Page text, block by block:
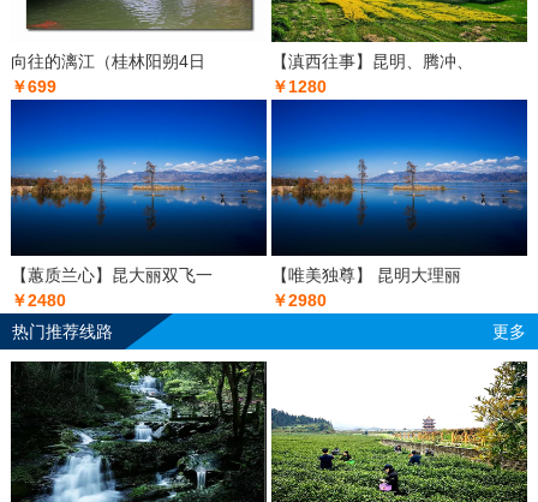
向往的漓江（桂林阳朔4日
￥699
【滇西往事】昆明、腾冲、
￥1280
【蕙质兰心】昆大丽双飞一
￥2480
【唯美独尊】 昆明大理丽
￥2980
热门推荐线路
更多